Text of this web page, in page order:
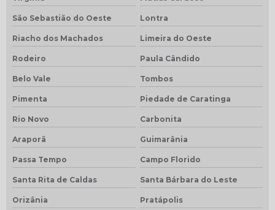
São Sebastião do Oeste Lontra
Riacho dos Machados Limeira do Oeste
Rodeiro Paula Cândido
Belo Vale Tombos
Pimenta Piedade de Caratinga
Rio Novo Carbonita
Araporã Guimarânia
Passa Tempo Campo Florido
Santa Rita de Caldas Santa Bárbara do Leste
Orizânia Pratápolis